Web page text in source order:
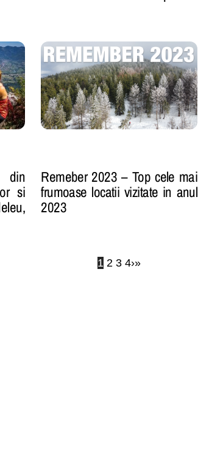
din
si
Remeber 2023 – Top cele mai
frumoase locatii vizitate in anul
2023
1 2 3 4›»